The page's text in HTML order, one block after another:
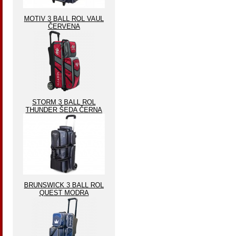
MOTIV 3 BALL ROL VAUL
ČERVENA
STORM 3 BALL ROL
THUNDER ŠEDA ČERNA
BRUNSWICK 3 BALL ROL
QUEST MODRA